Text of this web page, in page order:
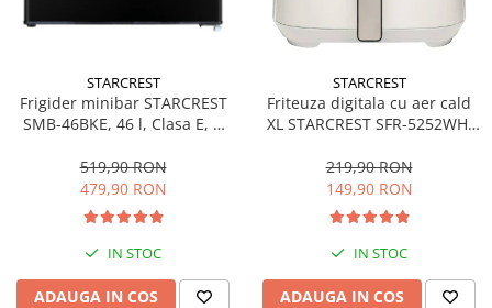
STARCREST
Frigider minibar STARCREST
SMB-46BKE, 46 l, Clasa E, H
519,90 RON
479,90 RON
IN STOC
ADAUGA IN COS
STARCREST
Friteuza digitala cu aer cald
XL STARCREST SFR-5252WH,
200 °C, 8 programe
predefinite, Alb
219,90 RON
149,90 RON
IN STOC
ADAUGA IN COS